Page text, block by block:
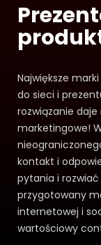
Największe
do sieci i
rozwiązanie
marketingowe!
kontakt i
pytania i
przygotowany
internetowej i
wartościowy